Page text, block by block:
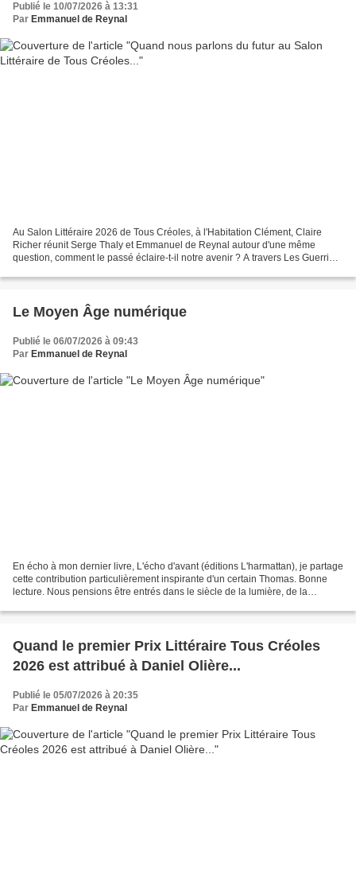
Publié le 10/07/2026 à 13:31
Par Emmanuel de Reynal
Au Salon Littéraire 2026 de Tous Créoles, à l'Habitation Clément, Claire
Richer réunit Serge Thaly et Emmanuel de Reynal autour d'une même
question, comment le passé éclaire-t-il notre avenir ? A travers Les Guerriers
Le Moyen Âge numérique
Publié le 06/07/2026 à 09:43
Par Emmanuel de Reynal
En écho à mon dernier livre, L'écho d'avant (éditions L'harmattan), je partage
cette contribution particulièrement inspirante d'un certain Thomas. Bonne
lecture. Nous pensions être entrés dans le siècle de la lumière, de la
Quand le premier Prix Littéraire Tous Créoles
2026 est attribué à Daniel Olière...
Publié le 05/07/2026 à 20:35
Par Emmanuel de Reynal